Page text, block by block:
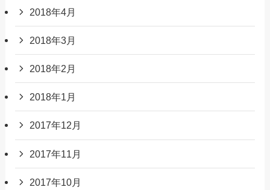
2018年4月
2018年3月
2018年2月
2018年1月
2017年12月
2017年11月
2017年10月